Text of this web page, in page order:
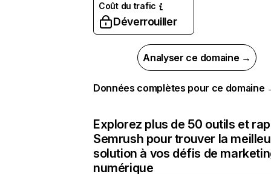
Coût du trafic
Déverrouiller
Analyser ce domaine →
Données complètes pour ce domaine
Explorez plus de 50 outils et
Semrush pour trouver la
solution à vos défis de
numérique